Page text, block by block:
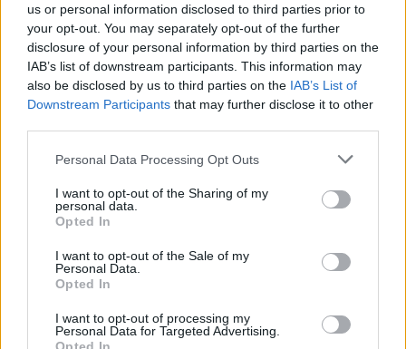
us or personal information disclosed to third parties prior to
your opt-out. You may separately opt-out of the further
disclosure of your personal information by third parties on the
IAB’s list of downstream participants. This information may
also be disclosed by us to third parties on the IAB’s List of
Downstream Participants that may further disclose it to other
Personal Data Processing Opt Outs
I want to opt-out of the Sharing of my
personal data.
Opted In
I want to opt-out of the Sale of my
Personal Data.
Opted In
I want to opt-out of processing my
Personal Data for Targeted Advertising.
Esim for Global
Esim for USA Esim for Italy
for Turkey|Esim for Germany|Esim for Greece|